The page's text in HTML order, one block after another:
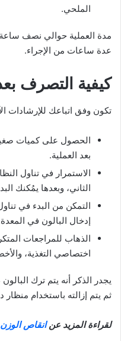
الملحي.
مدة العملية حوالي نصف
عدة ساعات من الإجراء.
كيفية التصرف
تكون وفق اتباعك للإرشادات
الحصول على كميات
بعد العملية.
الاستمرار في تناول
الثاني، وبعدها يمُكنك
إدخال البالون في
الذهاب للمراجعات
اختصاصي التغذية،
ثم يتم إزالته باستخدام منظار
لقراءة المزيد عنانقاص الوزن